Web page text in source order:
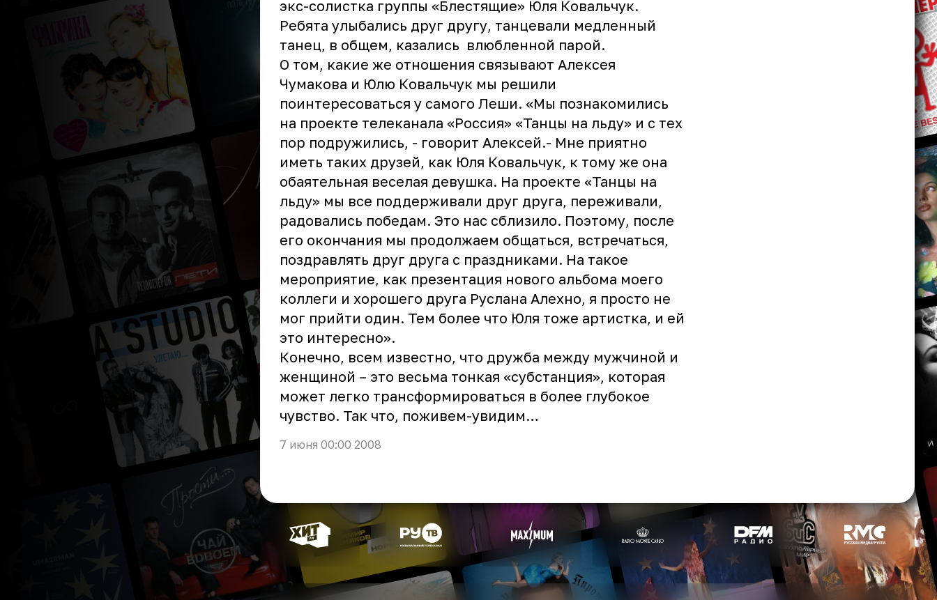
экс-солистка группы «Блестящие» Юля Ковальчук.
Ребята улыбались друг другу, танцевали медленный
танец, в общем, казались влюбленной парой.
О том, какие же отношения связывают Алексея
Чумакова и Юлю Ковальчук мы решили
поинтересоваться у самого Леши. «Мы познакомились
на проекте телеканала «Россия» «Танцы на льду» и с тех
пор подружились, - говорит Алексей.- Мне приятно
иметь таких друзей, как Юля Ковальчук , к тому же она
обаятельная веселая девушка. На проекте «Танцы на
льду» мы все поддерживали друг друга, переживали,
радовались победам. Это нас сблизило. Поэтому, после
его окончания мы продолжаем общаться, встречаться,
поздравлять друг друга с праздниками. На такое
мероприятие, как презентация нового альбома моего
коллеги и хорошего друга Руслана Алехно, я просто не
мог прийти один. Тем более что Юля тоже артистка, и ей
это интересно».
Конечно, всем известно, что дружба между мужчиной и
женщиной – это весьма тонкая «субстанция», которая
может легко трансформироваться в более глубокое
чувство. Так что, поживем-увидим…
7 июня 00:00 2008